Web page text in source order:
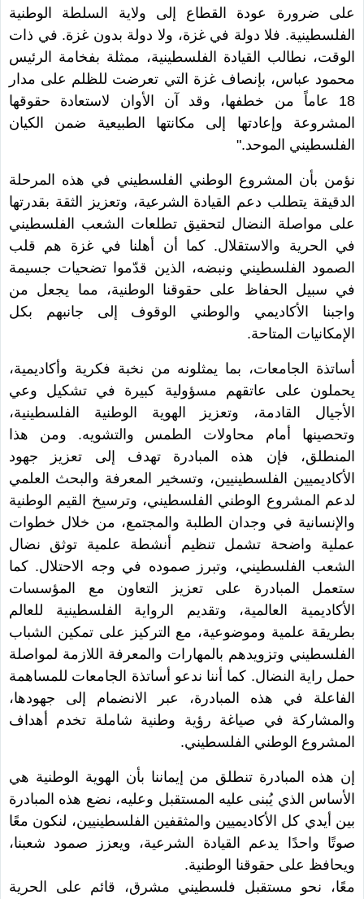
على ضرورة عودة القطاع إلى ولاية السلطة الوطنية
الفلسطينية. فلا دولة في غزة، ولا دولة بدون غزة. في ذات
الوقت، نطالب القيادة الفلسطينية، ممثلة بفخامة الرئيس
محمود عباس، بإنصاف غزة التي تعرضت للظلم على مدار
18 عاماً من خطفها، وقد آن الأوان لاستعادة حقوقها
المشروعة وإعادتها إلى مكانتها الطبيعية ضمن الكيان
الفلسطيني الموحد."
نؤمن بأن المشروع الوطني الفلسطيني في هذه المرحلة
الدقيقة يتطلب دعم القيادة الشرعية، وتعزيز الثقة بقدرتها
على مواصلة النضال لتحقيق تطلعات الشعب الفلسطيني
في الحرية والاستقلال. كما أن أهلنا في غزة هم قلب
الصمود الفلسطيني ونبضه، الذين قدّموا تضحيات جسيمة
في سبيل الحفاظ على حقوقنا الوطنية، مما يجعل من
واجبنا الأكاديمي والوطني الوقوف إلى جانبهم بكل
الإمكانيات المتاحة.
أساتذة الجامعات، بما يمثلونه من نخبة فكرية وأكاديمية،
يحملون على عاتقهم مسؤولية كبيرة في تشكيل وعي
الأجيال القادمة، وتعزيز الهوية الوطنية الفلسطينية،
وتحصينها أمام محاولات الطمس والتشويه. ومن هذا
المنطلق، فإن هذه المبادرة تهدف إلى تعزيز جهود
الأكاديميين الفلسطينيين، وتسخير المعرفة والبحث العلمي
لدعم المشروع الوطني الفلسطيني، وترسيخ القيم الوطنية
والإنسانية في وجدان الطلبة والمجتمع، من خلال خطوات
عملية واضحة تشمل تنظيم أنشطة علمية توثق نضال
الشعب الفلسطيني، وتبرز صموده في وجه الاحتلال. كما
ستعمل المبادرة على تعزيز التعاون مع المؤسسات
الأكاديمية العالمية، وتقديم الرواية الفلسطينية للعالم
بطريقة علمية وموضوعية، مع التركيز على تمكين الشباب
الفلسطيني وتزويدهم بالمهارات والمعرفة اللازمة لمواصلة
حمل راية النضال. كما أننا ندعو أساتذة الجامعات للمساهمة
الفاعلة في هذه المبادرة، عبر الانضمام إلى جهودها،
والمشاركة في صياغة رؤية وطنية شاملة تخدم أهداف
المشروع الوطني الفلسطيني.
إن هذه المبادرة تنطلق من إيماننا بأن الهوية الوطنية هي
الأساس الذي يُبنى عليه المستقبل وعليه، نضع هذه المبادرة
بين أيدي كل الأكاديميين والمثقفين الفلسطينيين، لنكون معًا
صوتًا واحدًا يدعم القيادة الشرعية، ويعزز صمود شعبنا،
ويحافظ على حقوقنا الوطنية.
معًا، نحو مستقبل فلسطيني مشرق، قائم على الحرية